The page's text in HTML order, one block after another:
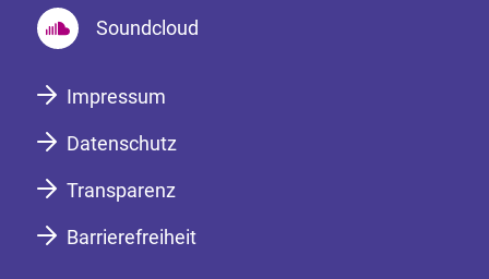
Soundcloud
Impressum
Datenschutz
Transparenz
Barrierefreiheit